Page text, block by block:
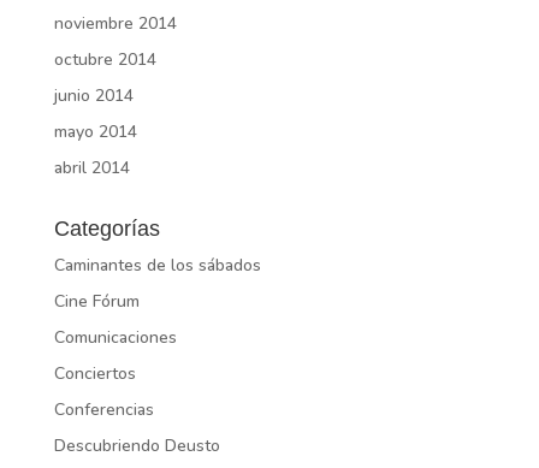
noviembre 2014
octubre 2014
junio 2014
mayo 2014
abril 2014
Categorías
Caminantes de los sábados
Cine Fórum
Comunicaciones
Conciertos
Conferencias
Descubriendo Deusto